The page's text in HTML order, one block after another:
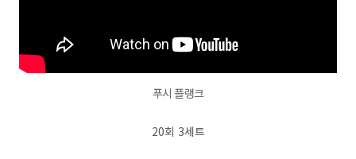
푸시 플랭크
20회 3세트